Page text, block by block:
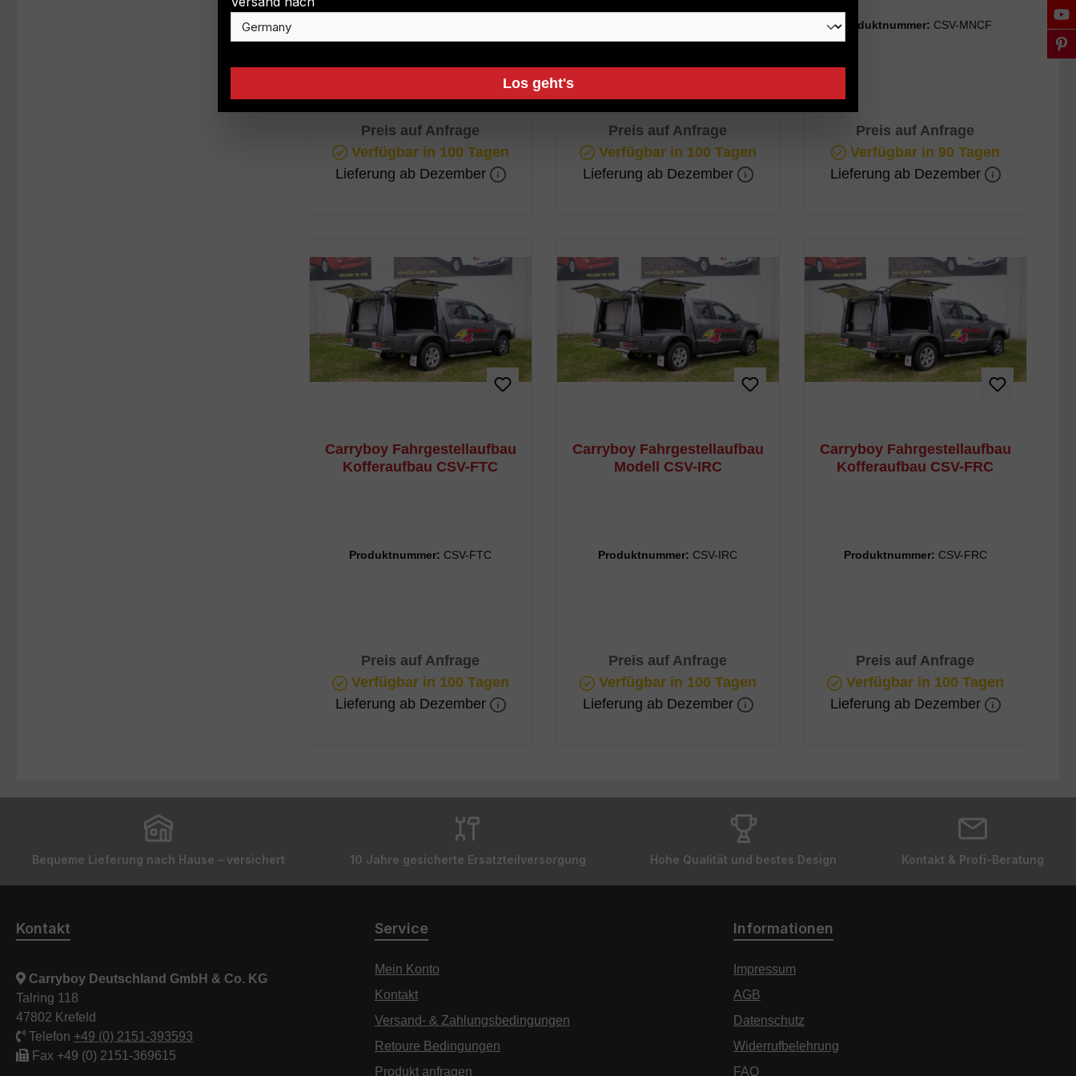
Preis auf Anfrage
Verfügbar in 100 Tagen
Lieferung ab Dezember
Preis auf Anfrage
Verfügbar in 100 Tagen
Lieferung ab Dezember
Produktnummer: CSV-MNCF
Preis auf Anfrage
Verfügbar in 90 Tagen
Lieferung ab Dezember
Carryboy Fahrgestellaufbau
Kofferaufbau CSV-FTC
Produktnummer: CSV-FTC
Preis auf Anfrage
Verfügbar in 100 Tagen
Lieferung ab Dezember
Carryboy Fahrgestellaufbau
Modell CSV-IRC
Produktnummer: CSV-IRC
Preis auf Anfrage
Verfügbar in 100 Tagen
Lieferung ab Dezember
Carryboy Fahrgestellaufbau
Kofferaufbau CSV-FRC
Produktnummer: CSV-FRC
Preis auf Anfrage
Verfügbar in 100 Tagen
Lieferung ab Dezember
Bequeme Lieferung nach Hause – versichert 10 Jahre gesicherte Ersatzteilversorgung Hohe Qualität und bestes Design Kontakt & Profi-Beratung
Kontakt
Carryboy Deutschland GmbH & Co. KG
Talring 118
47802 Krefeld
Telefon +49 (0) 2151-393593
Fax +49 (0) 2151-369615
Service
Mein Konto
Kontakt
Versand- & Zahlungsbedingungen
Retoure Bedingungen
Produkt anfragen
Informationen
Impressum
AGB
Datenschutz
Widerrufbelehrung
FAQ
Los geht's